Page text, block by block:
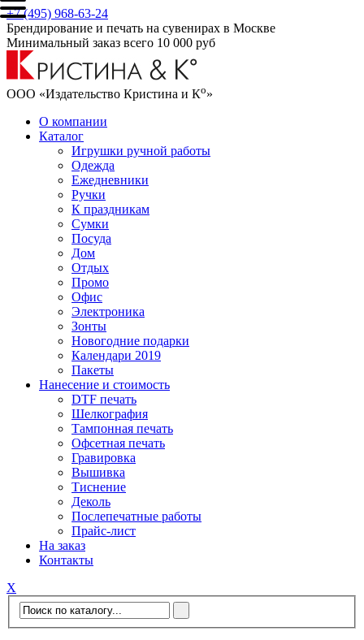
+7 (495) 968-63-24
Брендирование и печать на сувенирах в Москве
Минимальный заказ всего 10 000 руб
ООО «Издательство Кристина и Ко»
О компании
Каталог
Игрушки ручной работы
Одежда
Ежедневники
Ручки
К праздникам
Сумки
Посуда
Дом
Отдых
Промо
Офис
Электроника
Зонты
Новогодние подарки
Календари 2019
Пакеты
Нанесение и стоимость
DTF печать
Шелкография
Тампонная печать
Офсетная печать
Гравировка
Вышивка
Тиснение
Деколь
Послепечатные работы
Прайс-лист
На заказ
Контакты
Х